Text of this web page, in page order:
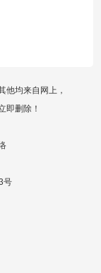
他均来自网上，
即删除！
号